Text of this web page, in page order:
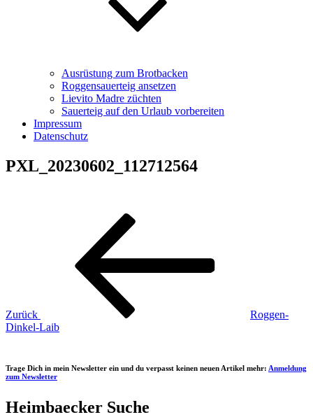
Ausrüstung zum Brotbacken
Roggensauerteig ansetzen
Lievito Madre züchten
Sauerteig auf den Urlaub vorbereiten
Impressum
Datenschutz
PXL_20230602_112712564
Beitragsnavigation
Zurück
Roggen-
Dinkel-Laib
Trage Dich in mein Newsletter ein und du verpasst keinen neuen Artikel mehr: Anmeldung
zum Newsletter
Heimbaecker Suche